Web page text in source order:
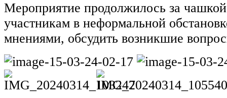
Мероприятие продолжилось за
участникам в неформальной
мнениями, обсудить возникшие